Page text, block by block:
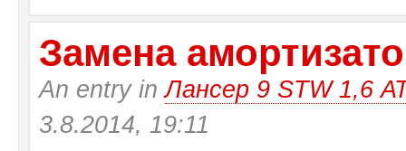
Замена
An entry inЛансер 9 STW 1,6
3.8.2014, 19:11